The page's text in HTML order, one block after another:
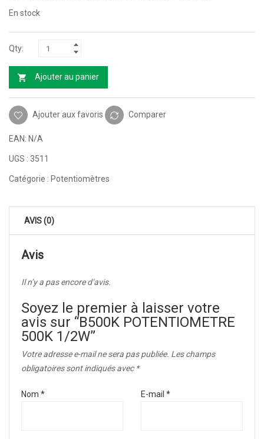
En stock
Ajouter au panier
Ajouter aux favoris Comparer
EAN: N/A
UGS : 3511
Catégorie : Potentiomètres
AVIS (0)
Avis
Il n’y a pas encore d’avis.
Soyez le premier à laisser votre
avis sur “B500K POTENTIOMETRE
500K 1/2W”
Votre adresse e-mail ne sera pas publiée. Les champs
obligatoires sont indiqués avec *
Nom * E-mail *